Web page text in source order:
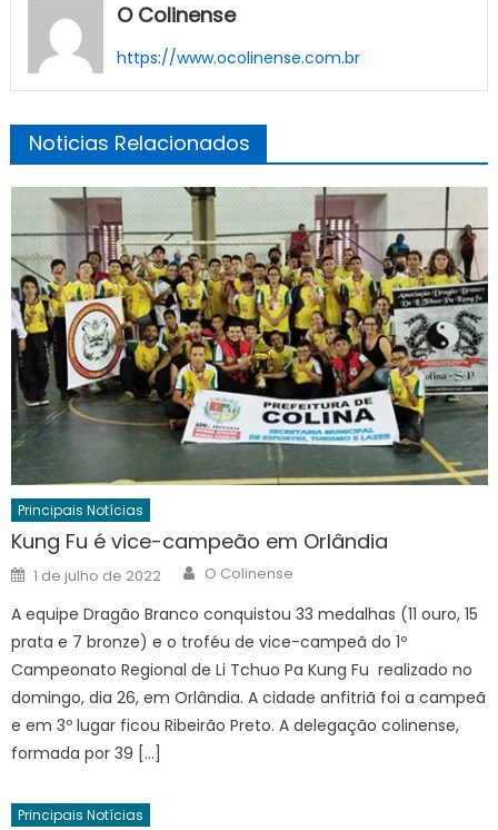
O Colinense
https://www.ocolinense.com.br
Noticias Relacionados
Principais Notícias
Kung Fu é vice-campeão em Orlândia
Posted
on
1 de julho de 2022 Author
O Colinense
A equipe Dragão Branco conquistou 33 medalhas (11 ouro, 15
prata e 7 bronze) e o troféu de vice-campeã do 1º
Campeonato Regional de Li Tchuo Pa Kung Fu realizado no
domingo, dia 26, em Orlândia. A cidade anfitriã foi a campeã
e em 3º lugar ficou Ribeirão Preto. A delegação colinense,
formada por 39 […]
Principais Notícias